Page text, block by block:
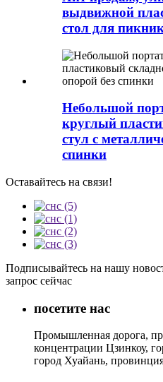
выдвижной
стол для
Небольшой
круглый
стул с
спинки
Оставайтесь на связи!
Подписывайтесь на нашу
запрос сейчас
посетите нас
Промышленная дорога,
концентрации Цзинкоу,
город Хуайань,